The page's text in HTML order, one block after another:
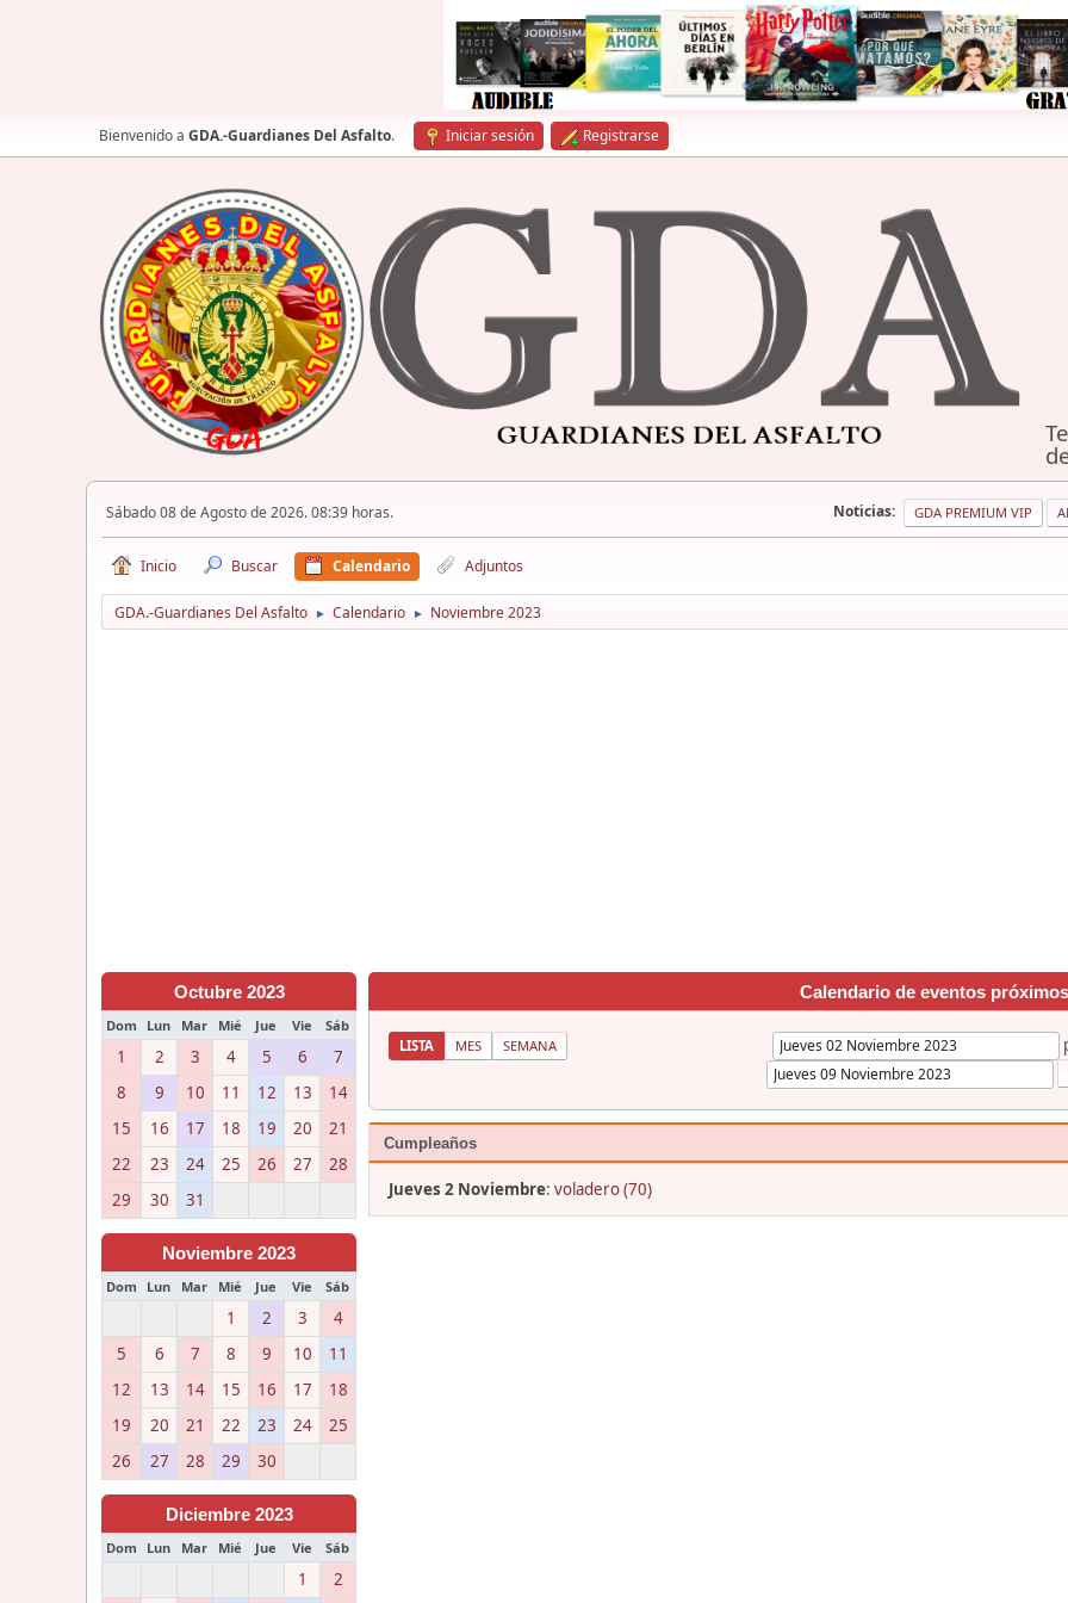
Bienvenido a GDA.-Guardianes Del Asfalto. Iniciar sesión Registrarse
Sábado 08 de Agosto de 2026. 08:39 horas. Noticias: GDA PREMIUM VIP
Inicio Buscar Calendario Adjuntos
GDA.-Guardianes Del Asfalto ► Calendario ► Noviembre 2023
Octubre 2023
Dom Lun Mar Mié Jue Vie Sáb
1 2 3 4 5 6
7
8
9 10 11 12 13
14
15
16 17 18 19 20
21
22
23 24 25 26 27
28
29
30 31
Noviembre 2023
Dom Lun Mar Mié Jue Vie Sáb
1 2 3
4
5
6 7 8 9 10
11
12
13 14 15 16 17
18
19
20 21 22 23 24
25
26
27 28 29 30
Diciembre 2023
Dom Lun Mar Mié Jue Vie Sáb
1 2
Calendario de eventos próximos
LISTA MES SEMANA
Cumpleaños
Jueves 2 Noviembre: voladero (70)